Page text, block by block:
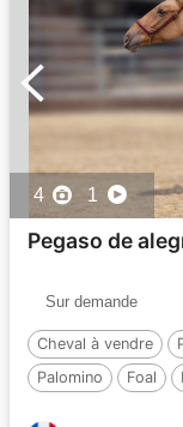
4 1
Pegaso de
Sur demande
Cheval à vendre
Palomino
Foal